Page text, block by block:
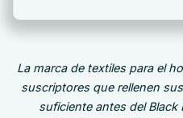
La marca de textiles para el
suscriptores que rellenen
suficiente antes del Black